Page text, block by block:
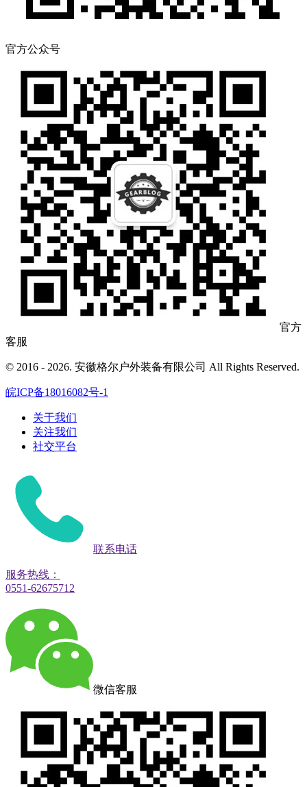
官方公众号
官方
客服
© 2016 - 2026. 安徽格尔户外装备有限公司 All Rights Reserved.
皖ICP备18016082号-1
关于我们
关注我们
社交平台
联系电话
服务热线：
0551-62675712
微信客服